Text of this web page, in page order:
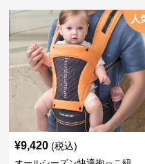
人
¥9,420 (税込)